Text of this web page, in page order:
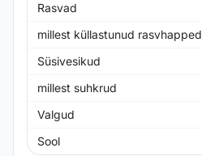
Rasvad
millest küllastunud rasvhapped
Süsivesikud
millest suhkrud
Valgud
Sool